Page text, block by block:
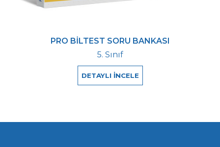
PRO BİLTEST SORU BANKASI
5. Sınıf
DETAYLI İNCELE